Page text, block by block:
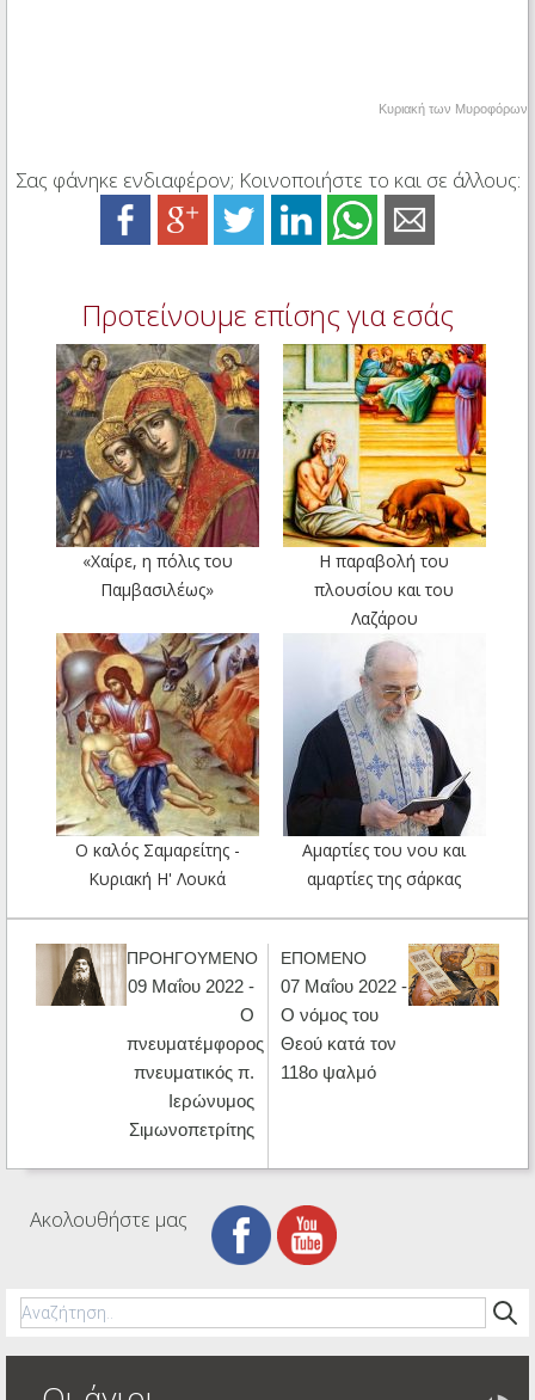
Κυριακή των Mυροφόρων
Σας φάνηκε ενδιαφέρον; Κοινοποιήστε το και σε άλλους:
Προτείνουμε επίσης για εσάς
«Χαίρε, η πόλις του
Παμβασιλέως»
Η παραβολή του
πλουσίου και του
Λαζάρου
Ο καλός Σαμαρείτης -
Κυριακή Η' Λουκά
Αμαρτίες του νου και
αμαρτίες της σάρκας
ΠΡΟΗΓΟΥΜΕΝΟ
09 Μαΐου 2022 -
Ο
πνευματέμφορος
πνευματικός π.
Ιερώνυμος
Σιμωνοπετρίτης
ΕΠΟΜΕΝΟ
07 Μαΐου 2022 -
Ο νόμος του
Θεού κατά τον
118ο ψαλμό
Ακολουθήστε μας